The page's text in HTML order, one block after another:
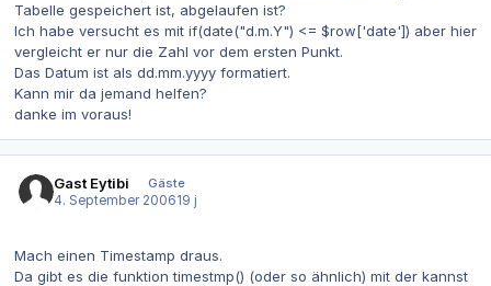
Tabelle gespeichert ist, abgelaufen ist?
Ich habe versucht es mit if(date("d.m.Y") <= $row['date']) aber hier
vergleicht er nur die Zahl vor dem ersten Punkt.
Das Datum ist als dd.mm.yyyy formatiert.
Kann mir da jemand helfen?
danke im voraus!
Gast Eytibi
Gäste
4. September 200619 j
Mach einen Timestamp draus.
Da gibt es die funktion timestmp() (oder so ähnlich) mit der kannst